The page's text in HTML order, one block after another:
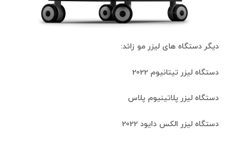
دیگر دستگاه های لیزر مو زائد:
دستگاه لیزر تیتانیوم 2022
دستگاه لیزر پلاتینیوم پلاس
دستگاه لیزر الکس دایود 2022